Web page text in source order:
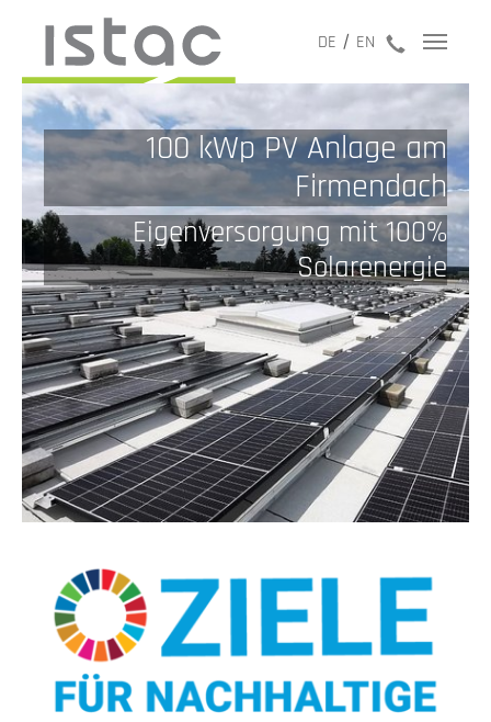
jetzt
DE EN
100 kWp PV Anlage am
Firmendach
Eigenversorgung mit 100%
Solarenergie